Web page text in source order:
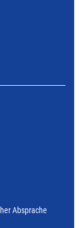
Absprache